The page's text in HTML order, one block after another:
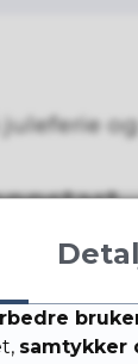
Fra 5.
Fra 12.
samtykker